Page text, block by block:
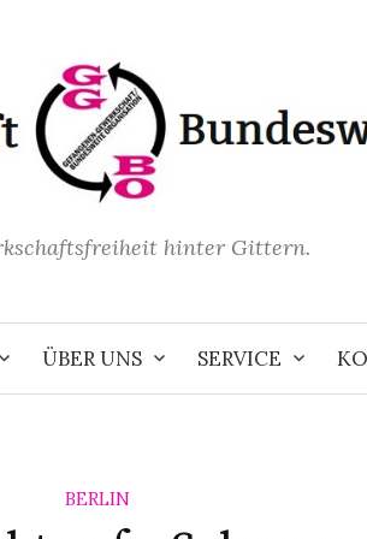
hinter Gittern.
ÜBER UNS SERVICE
BERLIN